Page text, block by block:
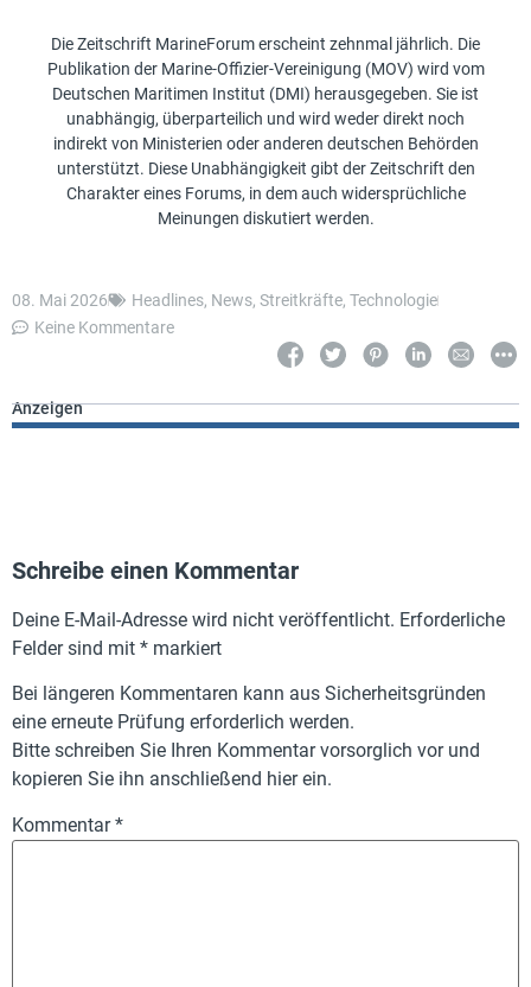
Die Zeitschrift MarineForum erscheint zehnmal jährlich. Die
Publikation der Marine-Offizier-Vereinigung (MOV) wird vom
Deutschen Maritimen Institut (DMI) herausgegeben. Sie ist
unabhängig, überparteilich und wird weder direkt noch
indirekt von Ministerien oder anderen deutschen Behörden
unterstützt. Diese Unabhängigkeit gibt der Zeitschrift den
Charakter eines Forums, in dem auch widersprüchliche
Meinungen diskutiert werden.
08. Mai 2026 Headlines, News, Streitkräfte, Technologie
Keine Kommentare
Anzeigen
Schreibe einen Kommentar
Deine E-Mail-Adresse wird nicht veröffentlicht. Erforderliche
Felder sind mit * markiert
Bei längeren Kommentaren kann aus Sicherheitsgründen
eine erneute Prüfung erforderlich werden.
Bitte schreiben Sie Ihren Kommentar vorsorglich vor und
kopieren Sie ihn anschließend hier ein.
Kommentar*